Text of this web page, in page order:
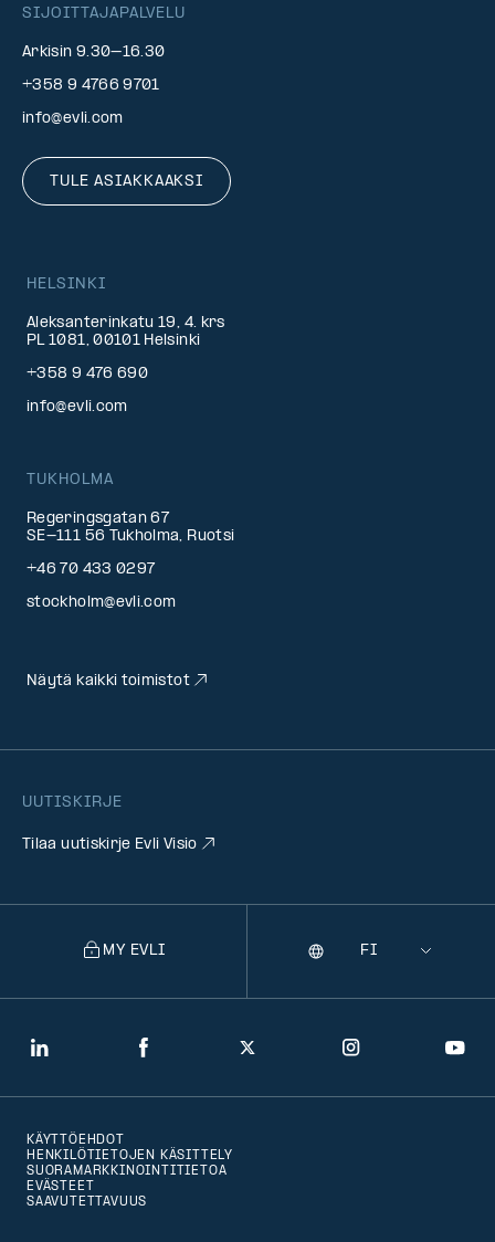
SIJOITTAJAPALVELU
Arkisin 9.30–16.30
+358 9 4766 9701
info@evli.com
TULE ASIAKKAAKSI
UUTISKIRJE
Tilaa uutiskirje Evli Visio
HELSINKI
Aleksanterinkatu 19, 4. krs
PL 1081, 00101 Helsinki
+358 9 476 690
info@evli.com
TUKHOLMA
Regeringsgatan 67
SE-111 56 Tukholma, Ruotsi
+46 70 433 0297
stockholm@evli.com
Näytä kaikki toimistot
LinkedIn Facebook Twitter Instagram
MY EVLI
Selecting
Kieli
KÄYTTÖEHDOT
HENKILÖTIETOJEN KÄSITTELY
SUORAMARKKINOINTITIETOA
EVÄSTEET
SAAVUTETTAVUUS